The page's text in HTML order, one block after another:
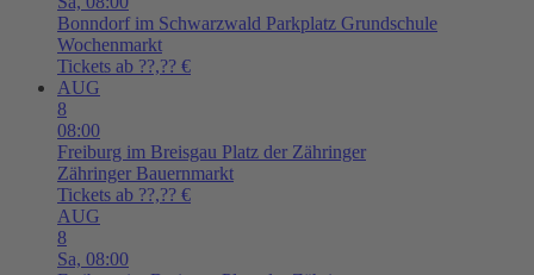
Bonndorf im Schwarzwald Parkplatz Grundschule
Wochenmarkt
Tickets ab ??,?? €
AUG
8
08:00
Freiburg im Breisgau Platz der Zähringer
Zähringer Bauernmarkt
Tickets ab ??,?? €
AUG
8
Sa, 08:00